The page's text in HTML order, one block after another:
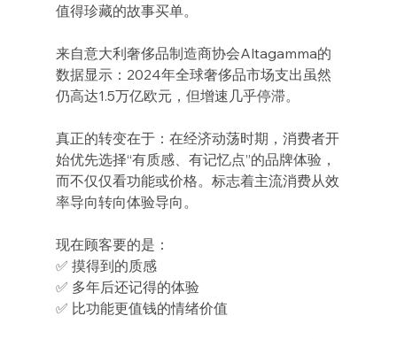
值得珍藏的故事买单。
来自意大利奢侈品制造商协会Altagamma的
数据显示：2024年全球奢侈品市场支出虽然
仍高达1.5万亿欧元，但增速几乎停滞。
真正的转变在于：在经济动荡时期，消费者开
始优先选择“有质感、有记忆点”的品牌体验，
而不仅仅看功能或价格。标志着主流消费从效
率导向转向体验导向。
现在顾客要的是：
✅ 摸得到的质感
✅ 多年后还记得的体验
✅ 比功能更值钱的情绪价值